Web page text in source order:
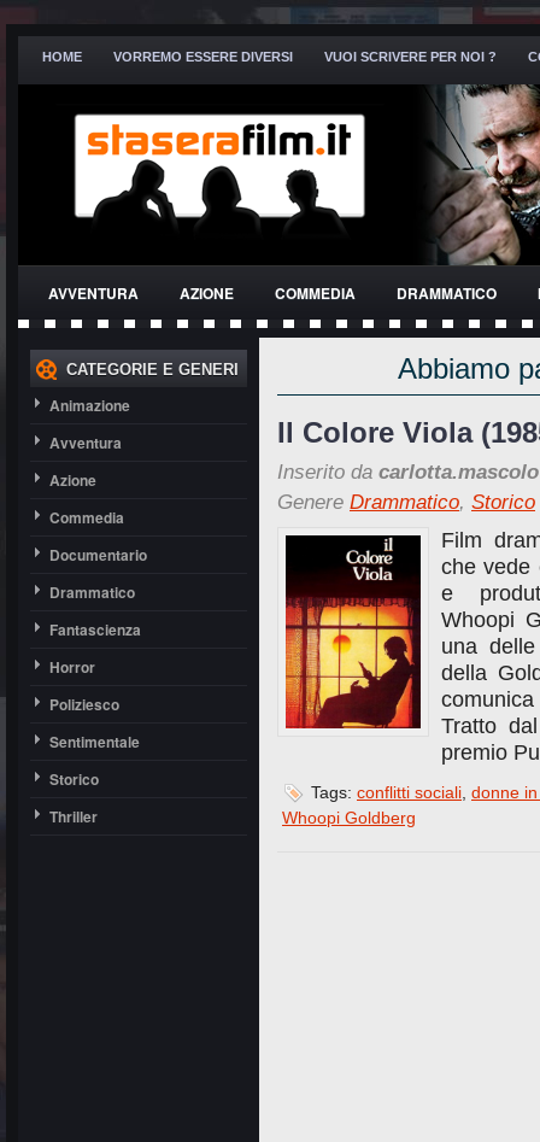
HOME VORREMO ESSERE DIVERSI VUOI SCRIVERE PER NOI ?
AVVENTURA AZIONE COMMEDIA DRAMMATICO
THRILLER
CATEGORIE E GENERI
Animazione
Avventura
Azione
Commedia
Documentario
Drammatico
Fantascienza
Horror
Poliziesco
Sentimentale
Storico
Thriller
Abbiamo
Il Colore Viola
Inserito da carlotta.mascolo
Genere Drammatico, Storico
Film
che vede
e
Whoopi
una
della
Tratto
premio
Tags: conflitti sociali donne
Whoopi Goldberg